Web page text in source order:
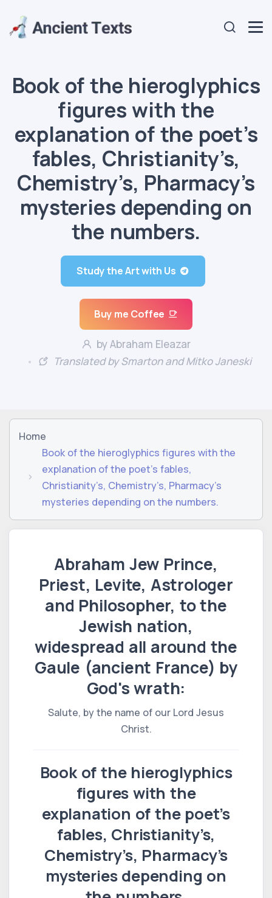
Book of the hieroglyphics
figures with the
explanation of the poet’s
fables, Christianity’s,
Chemistry’s, Pharmacy’s
mysteries depending on
the numbers.
Study the Art with Us
Buy me Coffee
by Abraham Eleazar
Translated by Smarton and Mitko Janeski
Home
Book of the hieroglyphics figures with the
explanation of the poet’s fables,
Christianity’s, Chemistry’s, Pharmacy’s
mysteries depending on the numbers.
Abraham Jew Prince,
Priest, Levite, Astrologer
and Philosopher, to the
Jewish nation,
widespread all around the
Gaule (ancient France) by
God's wrath:
Salute, by the name of our Lord Jesus
Christ.
Book of the hieroglyphics
figures with the
explanation of the poet’s
fables, Christianity’s,
Chemistry’s, Pharmacy’s
mysteries depending on